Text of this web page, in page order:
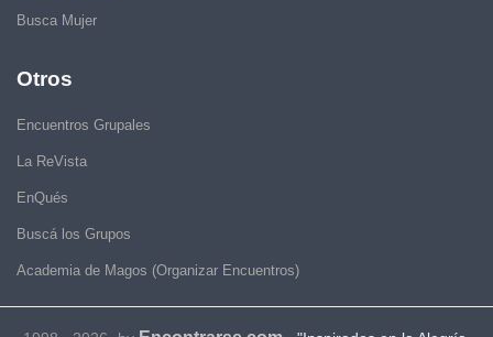
Busca Mujer
Otros
Encuentros Grupales
La ReVista
EnQués
Buscá los Grupos
Academia de Magos (Organizar Encuentros)